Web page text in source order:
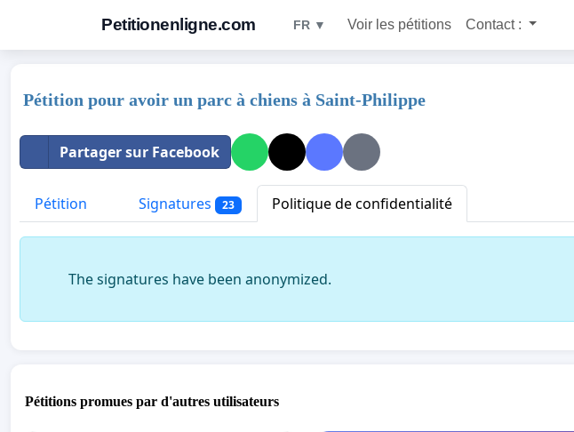
Petitionenligne.com FR ▼ Voir les pétitions Contact :
Pétition pour avoir un parc à chiens à Saint-Philippe
Partager sur Facebook
Pétition Signatures 23 Politique de confidentialité
The signatures have been anonymized.
Pétitions promues par d'autres utilisateurs